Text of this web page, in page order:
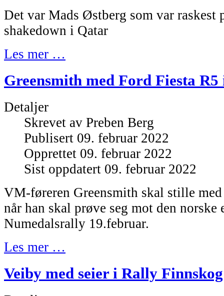
Det var Mads Østberg som var raskest
shakedown i Qatar
Les mer …
Greensmith med Ford Fiesta
Detaljer
Skrevet av Preben Berg
Publisert 09. februar 2022
Opprettet 09. februar 2022
Sist oppdatert 09. februar 2022
VM-føreren Greensmith skal stille
når han skal prøve seg mot den norske
Numedalsrally 19.februar.
Les mer …
Veiby med seier i Rally Finnskog